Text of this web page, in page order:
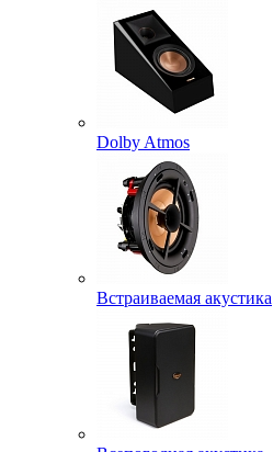
Dolby Atmos
Встраиваемая акустика